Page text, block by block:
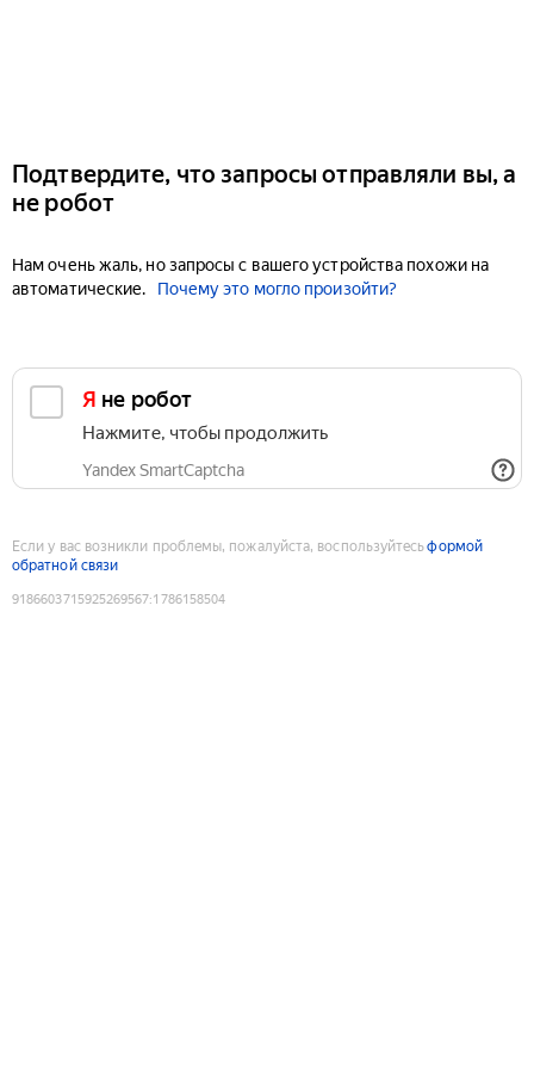
Подтвердите, что запросы отправляли вы, а
не робот
Нам очень жаль, но запросы с вашего устройства похожи на
автоматические.
Почему это могло произойти?
Я не робот
Нажмите, чтобы продолжить
Yandex SmartCaptcha
Если у вас возникли проблемы, пожалуйста, воспользуйтесьформой
обратной связи
9186603715925269567:1786158504